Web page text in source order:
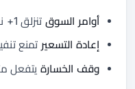
أوامر السوق تنزلق 1+ نقطة عند الدخول
إعادة التسعير تمنع
وقف الخسارة يتفعل